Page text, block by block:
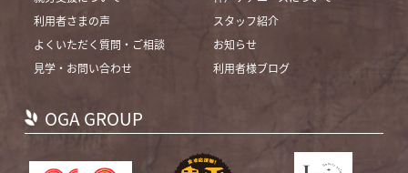
利用者さまの声
スタッフ紹介
よくいただく質問・ご相談
お知らせ
見学・お問い合わせ
利用者様ブログ
OGA GROUP